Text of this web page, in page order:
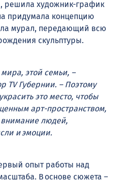
решила художник-график
придумала концепцию
мурал, передающий всю
скульптуры.
мира, этой семьи, –
TV Губернии. – Поэтому
это место, чтобы
арт-пространством,
людей,
и эмоции.
опыт работы над
В основе сюжета –